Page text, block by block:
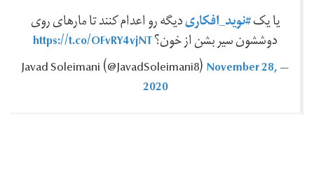
یا یک#نوید_افکاریدیگه رو اعدام کنند تا مارهای روی
دوششون سیر بشن از خون؟https://t.co/OFvRY4vjNT
— Javad Soleimani ‪(@JavadSoleimani8)‬
November 28,
2020